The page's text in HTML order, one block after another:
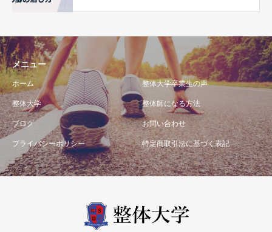
メニュー
ホーム 整体大学卒業生の声
整体大学 整体師になる方法
ブログ お問い合わせ
プライバシーポリシー 特定商取引法に基づく表記